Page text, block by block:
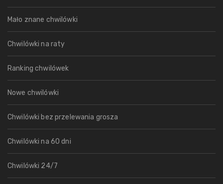
Mało znane chwilówki
Chwilówki na raty
Ranking chwilówek
Nowe chwilówki
Chwilówki bez przelewania grosza
Chwilówki na 60 dni
Chwilówki 24/7